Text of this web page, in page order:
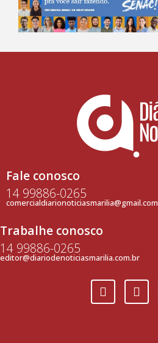
Fale conosco
14 99886-0265
comercialdiarionoticiasmarilia@gmail.com
Trabalhe conosco
14 99886-0265
editor@diariodenoticiasmarilia.com.br